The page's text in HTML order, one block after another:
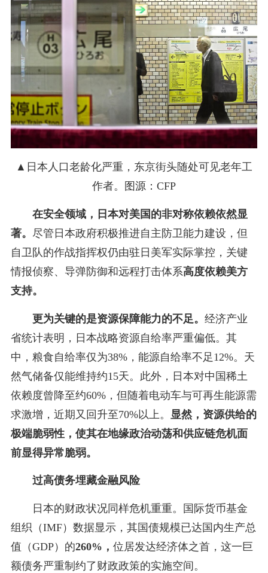
▲日本人口老龄化严重，东京街头随处可见老年工
作者。图源：CFP
在安全领域，日本对美国的非对称依赖依然显
著。 尽管日本政府积极推进自主防卫能力建设，但
自卫队的作战指挥权仍由驻日美军实际掌控，关键
情报侦察、导弹防御和远程打击体系高度依赖美方
支持。
更为关键的是资源保障能力的不足。 经济产业
省统计表明，日本战略资源自给率严重偏低。其
中，粮食自给率仅为38%，能源自给率不足12%。天
然气储备仅能维持约15天。此外，日本对中国稀土
依赖度曾降至约60%，但随着电动车与可再生能源需
求激增，近期又回升至70%以上。
显然，资源供给的
极端脆弱性，使其在地缘政治动荡和供应链危机面
前显得异常脆弱。
过高债务埋藏金融风险
日本的财政状况同样危机重重。国际货币基金
组织（IMF）数据显示，其国债规模已达国内生产总
值（GDP）的260%， 位居发达经济体之首，这一巨
额债务严重制约了财政政策的实施空间。